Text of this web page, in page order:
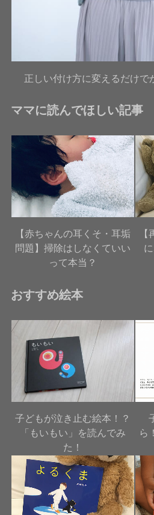
正しい付け方に変えるだけで
ママに読んでほしい記事
【赤ちゃんの耳くそ・耳垢
問題】掃除はしなくていい
って本当？
おすすめ絵本
子どもが泣き止む絵本！？
「もいもい」を読んでみ
た！
ら